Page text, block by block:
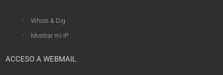
Whois & Dig
Mostrar mi IP
ACCESO A WEBMAIL